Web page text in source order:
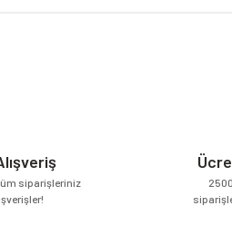
alternatifler olmalı.
siparişleriniz